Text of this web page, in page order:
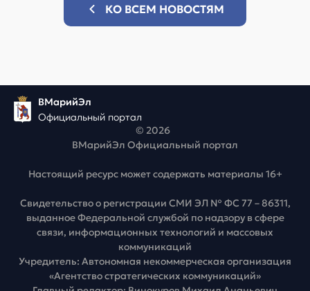
КО ВСЕМ НОВОСТЯМ
ВМарийЭл
Официальный портал
© 2026
ВМарийЭл Официальный портал
Настоящий ресурс может содержать материалы 16+
Свидетельство о регистрации СМИ ЭЛ № ФС 77 – 86311,
выданное Федеральной службой по надзору в сфере
связи, информационных технологий и массовых
коммуникаций
Учредитель: Автономная некоммерческая организация
«Агентство стратегических коммуникаций»